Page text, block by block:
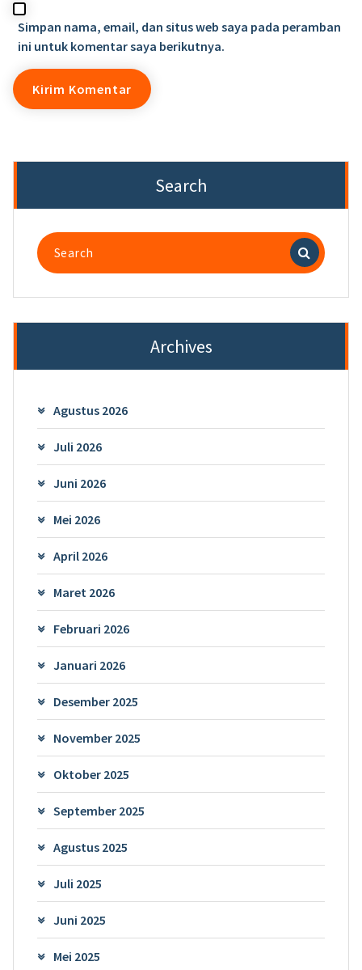
Simpan nama, email, dan situs web saya pada peramban
ini untuk komentar saya berikutnya.
Search
Search
for:
Archives
Agustus 2026
Juli 2026
Juni 2026
Mei 2026
April 2026
Maret 2026
Februari 2026
Januari 2026
Desember 2025
November 2025
Oktober 2025
September 2025
Agustus 2025
Juli 2025
Juni 2025
Mei 2025